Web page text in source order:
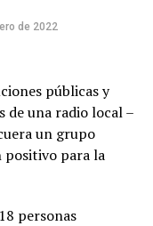
de 2022
públicas y
de una radio local –
un grupo
positivo para la
personas